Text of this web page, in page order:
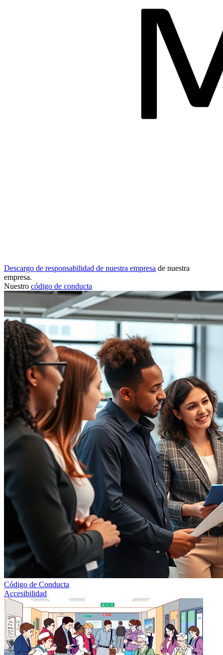
Descargo de responsabilidad de nuestra empresa de nuestra
empresa.
Nuestro código de conducta
Código de Conducta
Accesibilidad